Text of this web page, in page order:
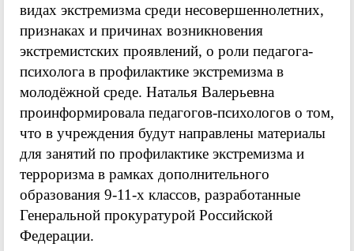
видах экстремизма среди несовершеннолетних,
признаках и причинах возникновения
экстремистских проявлений, о роли педагога-
психолога в профилактике экстремизма в
молодёжной среде. Наталья Валерьевна
проинформировала педагогов-психологов о том,
что в учреждения будут направлены материалы
для занятий по профилактике экстремизма и
терроризма в рамках дополнительного
образования 9-11-х классов, разработанные
Генеральной прокуратурой Российской
Федерации.